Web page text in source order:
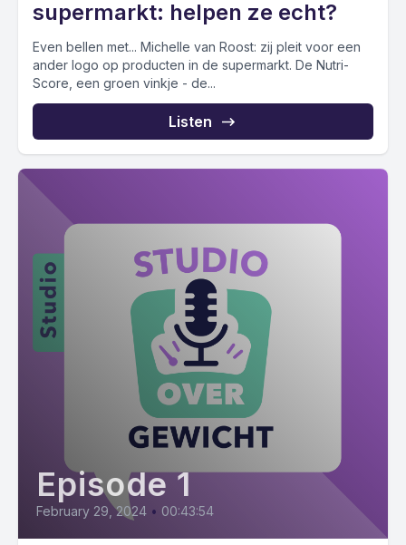
supermarkt: helpen ze echt?
Even bellen met... Michelle van Roost: zij pleit voor een
ander logo op producten in de supermarkt. De Nutri-
Score, een groen vinkje - de...
Listen
Episode 1
February 29, 2024 • 00:43:54